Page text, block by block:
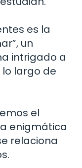
es la
un
intrigado a
largo de
el
enigmática
relaciona